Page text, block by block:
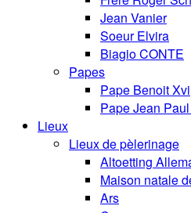
Jean Vanier
Soeur Elvira
Biagio CONTE
Papes
Pape Benoit Xvi
Pape Jean
Lieux
Lieux de pèlerinage
Altoetting
Maison natale
Ars